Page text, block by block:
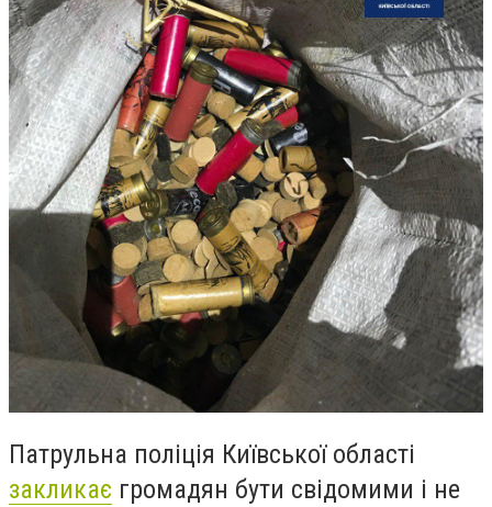
Патрульна поліція Київської області
закликає громадян бути свідомими і не